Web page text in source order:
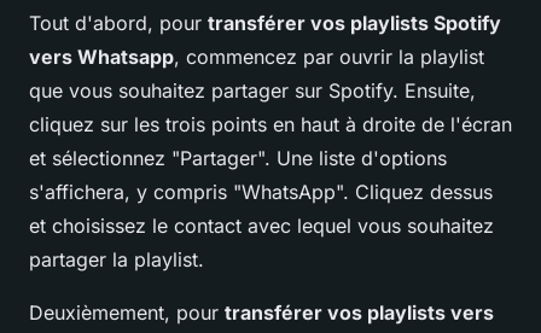
Tout d'abord, pour transférer vos playlists Spotify
vers Whatsapp, commencez par ouvrir la playlist
que vous souhaitez partager sur Spotify. Ensuite,
cliquez sur les trois points en haut à droite de l'écran
et sélectionnez "Partager". Une liste d'options
s'affichera, y compris "WhatsApp". Cliquez dessus
et choisissez le contact avec lequel vous souhaitez
partager la playlist.
Deuxièmement, pour transférer vos playlists vers